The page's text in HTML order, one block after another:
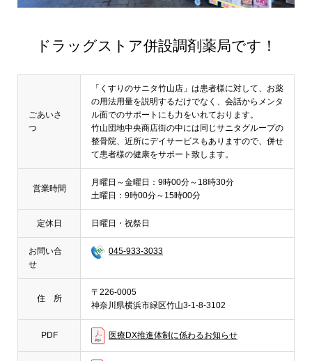
ドラッグストア併設調剤薬局です！
ごあいさ
つ
「くすりのサニタ竹山店」は患者様に対して、お薬
の用法用量を説明するだけでなく、会話からメンタ
ル面でのサポートにも力をいれております。
竹山団地中央商店街の中には同じサニタグループの
整骨院、近所にデイサービスもありますので、併せ
て患者様の健康をサポート致します。
営業時間
月曜日～金曜日：9時00分～18時30分
土曜日：9時00分～15時00分
定休日 日曜日・祝祭日
お問い合
せ
045-933-3033
住 所
〒226-0005
神奈川県横浜市緑区竹山3-1-8-3102
PDF 医療DX推進体制に係わるお知らせ